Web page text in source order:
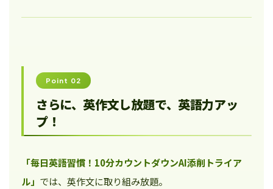
Point 02
さらに、英作文し放題で、英語力アッ
プ！
「毎日英語習慣！10分カウントダウンAI添削トライア
ル」 では、英作文に取り組み放題。